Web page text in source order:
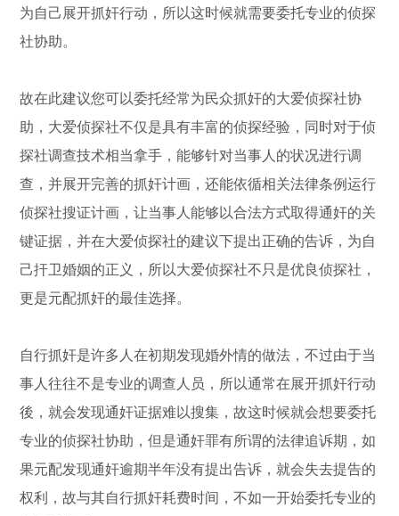
为自己展开抓奸行动，所以这时候就需要委托专业的侦探
社协助。
故在此建议您可以委托经常为民众抓奸的大爱侦探社协
助，大爱侦探社不仅是具有丰富的侦探经验，同时对于侦
探社调查技术相当拿手，能够针对当事人的状况进行调
查，并展开完善的抓奸计画，还能依循相关法律条例运行
侦探社搜证计画，让当事人能够以合法方式取得通奸的关
键证据，并在大爱侦探社的建议下提出正确的告诉，为自
己扞卫婚姻的正义，所以大爱侦探社不只是优良侦探社，
更是元配抓奸的最佳选择。
自行抓奸是许多人在初期发现婚外情的做法，不过由于当
事人往往不是专业的调查人员，所以通常在展开抓奸行动
後，就会发现通奸证据难以搜集，故这时候就会想要委托
专业的侦探社协助，但是通奸罪有所谓的法律追诉期，如
果元配发现通奸逾期半年没有提出告诉，就会失去提告的
权利，故与其自行抓奸耗费时间，不如一开始委托专业的